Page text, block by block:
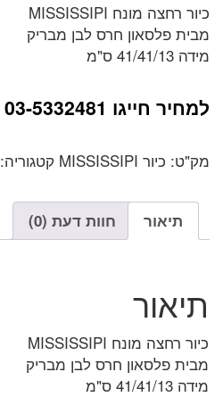
כיור רחצה מונח MISSISSIPI
מבית פלסאון חרס לבן מבריק
מידה 41/41/13 ס"מ
למחיר חייגו 03-5332481
מק"ט: כיור MISSISSIPI קטגוריה:
תיאור חוות דעת (0)
תיאור
כיור רחצה מונח MISSISSIPI
מבית פלסאון חרס לבן מבריק
מידה 41/41/13 ס"מ